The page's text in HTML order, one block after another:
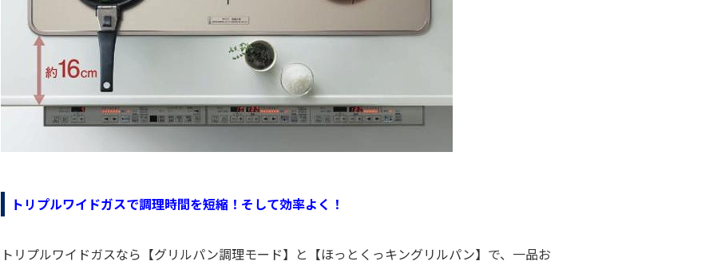
トリプルワイドガスで調理時間を短縮！そして効率よく！
トリプルワイドガスなら【グリルパン調理モード】と【ほっとくっキングリルパン】で、一品お